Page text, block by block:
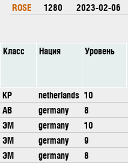
ROSE
1280 2023-02-06
Класс Нация Уровень
КР netherlands 10
АВ
germany 8
ЭМ
germany 10
ЭМ
germany 9
ЭМ
germany 8